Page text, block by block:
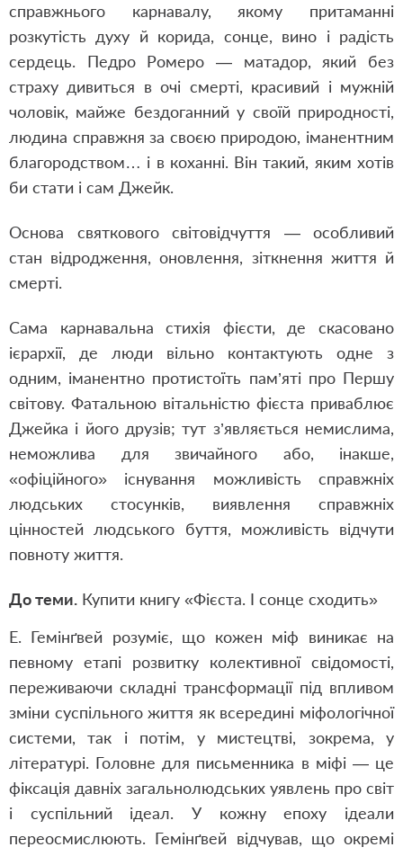
справжнього карнавалу, якому притаманні
розкутість духу й корида, сонце, вино і радість
сердець. Педро Ромеро — матадор, який без
страху дивиться в очі смерті, красивий і мужній
чоловік, майже бездоганний у своїй природності,
людина справжня за своєю природою, іманентним
благородством… і в коханні. Він такий, яким хотів
би стати і сам Джейк.
Основа святкового світовідчуття — особливий
стан відродження, оновлення, зіткнення життя й
смерті.
Сама карнавальна стихія фієсти, де скасовано
ієрархії, де люди вільно контактують одне з
одним, іманентно протистоїть пам’яті про Першу
світову. Фатальною вітальністю фієста приваблює
Джейка і його друзів; тут з’являється немислима,
неможлива для звичайного або, інакше,
«офіційного» існування можливість справжніх
людських стосунків, виявлення справжніх
цінностей людського буття, можливість відчути
повноту життя.
До теми. Купити книгу «Фієста. І сонце сходить»
Е. Гемінґвей розуміє, що кожен міф виникає на
певному етапі розвитку колективної свідомості,
переживаючи складні трансформації під впливом
зміни суспільного життя як всередині міфологічної
системи, так і потім, у мистецтві, зокрема, у
літературі. Головне для письменника в міфі — це
фіксація давніх загальнолюдських уявлень про світ
і суспільний ідеал. У кожну епоху ідеали
переосмислюють. Гемінґвей відчував, що окремі